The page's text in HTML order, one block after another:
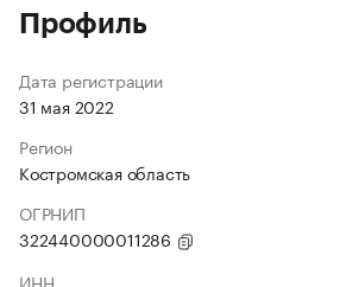
Профиль
Дата регистрации
31 мая 2022
Регион
Костромская область
ОГРНИП
322440000011286
ИНН